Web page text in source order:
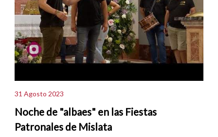
31 Agosto 2023
Noche de "albaes" en las Fiestas
Patronales de Mislata